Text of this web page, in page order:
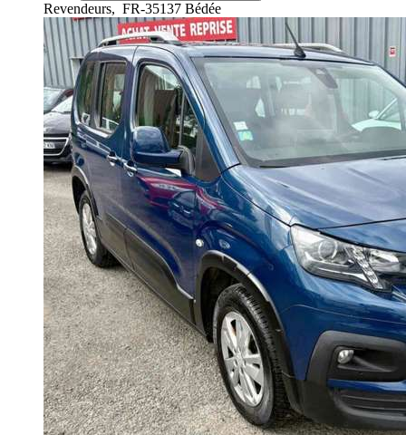
Revendeurs, FR-35137 Bédée